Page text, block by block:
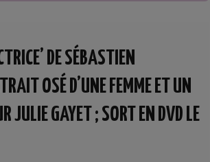
DE SÉBASTIEN
OSÉ D’UNE FEMME ET UN
JULIE GAYET ; SORT EN DVD LE